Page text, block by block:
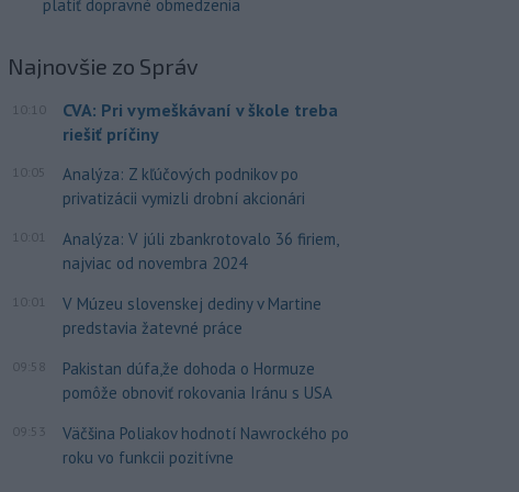
platiť dopravné obmedzenia
Najnovšie zo Správ
10:10
CVA: Pri vymeškávaní v škole treba
riešiť príčiny
10:05
Analýza: Z kľúčových podnikov po
privatizácii vymizli drobní akcionári
10:01
Analýza: V júli zbankrotovalo 36 firiem,
najviac od novembra 2024
10:01
V Múzeu slovenskej dediny v Martine
predstavia žatevné práce
09:58
Pakistan dúfa,že dohoda o Hormuze
pomôže obnoviť rokovania Iránu s USA
09:53
Väčšina Poliakov hodnotí Nawrockého po
roku vo funkcii pozitívne